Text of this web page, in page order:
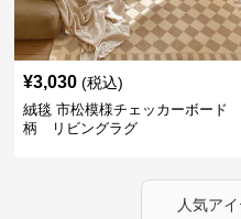
¥3,030 (税込)
絨毯 市松模様チェッカーボード
柄 リビングラグ
人気ア